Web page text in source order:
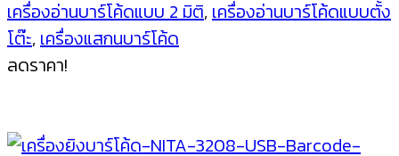
NITA
3208
2D
ชิ้น
เครื่องอ่านบาร์โค้ดแบบ 2 มิติ, เครื่องอ่านบาร์โค้ดแบบตั้ง
โต๊ะ, เครื่องแสกนบาร์โค้ด
ลดราคา!